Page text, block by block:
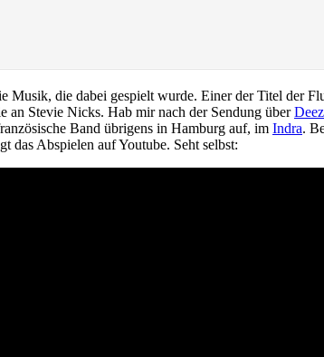
die dabei gespielt wurde. Einer der Titel der
Stevie Nicks. Hab mir nach der Sendung über
Band übrigens in Hamburg auf, im Indra.
das Abspielen auf Youtube. Seht selbst: